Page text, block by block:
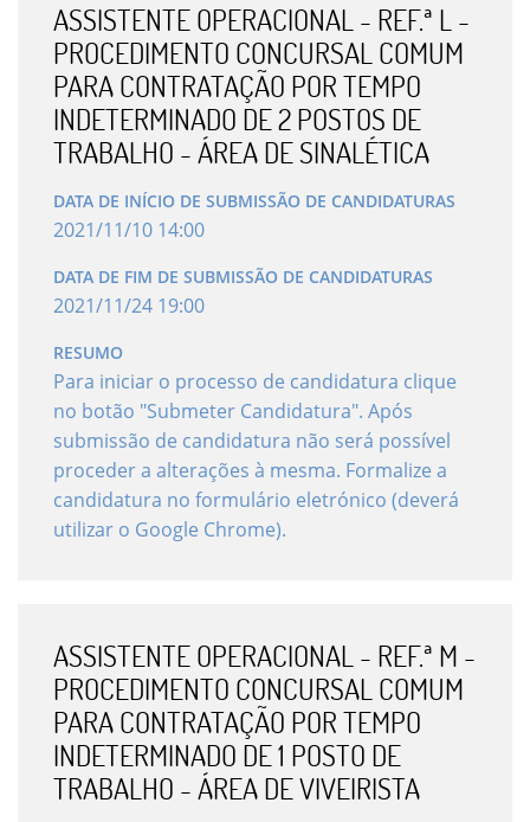
ASSISTENTE OPERACIONAL - REF.ª L -
PROCEDIMENTO CONCURSAL COMUM
PARA CONTRATAÇÃO POR TEMPO
INDETERMINADO DE 2 POSTOS DE
TRABALHO - ÁREA DE SINALÉTICA
DATA DE INÍCIO DE SUBMISSÃO DE CANDIDATURAS
2021/11/10 14:00
DATA DE FIM DE SUBMISSÃO DE CANDIDATURAS
2021/11/24 19:00
RESUMO
Para iniciar o processo de candidatura clique
no botão "Submeter Candidatura". Após
submissão de candidatura não será possível
proceder a alterações à mesma. Formalize a
candidatura no formulário eletrónico (deverá
utilizar o Google Chrome).
ASSISTENTE OPERACIONAL - REF.ª M -
PROCEDIMENTO CONCURSAL COMUM
PARA CONTRATAÇÃO POR TEMPO
INDETERMINADO DE 1 POSTO DE
TRABALHO - ÁREA DE VIVEIRISTA